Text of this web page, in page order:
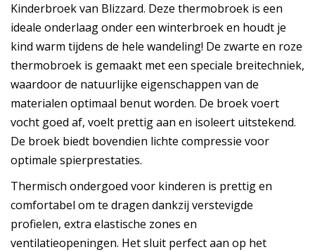
Kinderbroek van Blizzard. Deze thermobroek is een
ideale onderlaag onder een winterbroek en houdt je
kind warm tijdens de hele wandeling! De zwarte en roze
thermobroek is gemaakt met een speciale breitechniek,
waardoor de natuurlijke eigenschappen van de
materialen optimaal benut worden. De broek voert
vocht goed af, voelt prettig aan en isoleert uitstekend.
De broek biedt bovendien lichte compressie voor
optimale spierprestaties.
Thermisch ondergoed voor kinderen is prettig en
comfortabel om te dragen dankzij verstevigde
profielen, extra elastische zones en
ventilatieopeningen. Het sluit perfect aan op het